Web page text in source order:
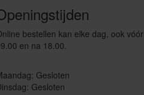
bestellen kan elke dag, ook vóór
en na 18.00.
Gesloten
Gesloten